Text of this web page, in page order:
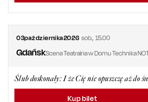
03października2026 sob.,15.00
GdańskScena Teatralna w Domu Technika
Ślub doskonały: I że Cię nie opuszczę aż do
Kup bilet